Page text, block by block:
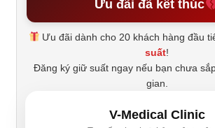
Ưu đãi đã kết thúc
Ưu đãi dành cho 20 khách hàng đầu
suất!
Đăng ký giữ suất ngay nếu bạn chưa
gian.
V-Medical Clinic